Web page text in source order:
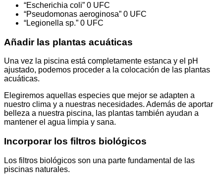
“Escherichia coli” 0 UFC
“Pseudomonas aeroginosa” 0 UFC
“Legionella sp.” 0 UFC
Añadir las plantas acuáticas
Una vez la piscina está completamente estanca y el pH
ajustado, podemos proceder a la colocación de las plantas
acuáticas.
Elegiremos aquellas especies que mejor se adapten a
nuestro clima y a nuestras necesidades. Además de aportar
belleza a nuestra piscina, las plantas también ayudan a
mantener el agua limpia y sana.
Incorporar los filtros biológicos
Los filtros biológicos son una parte fundamental de las
piscinas naturales.